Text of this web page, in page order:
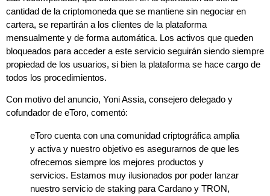
cantidad de la criptomoneda que se mantiene sin negociar en
cartera, se repartirán a los clientes de la plataforma
mensualmente y de forma automática. Los activos que queden
bloqueados para acceder a este servicio seguirán siendo siempre
propiedad de los usuarios, si bien la plataforma se hace cargo de
todos los procedimientos.
Con motivo del anuncio, Yoni Assia, consejero delegado y
cofundador de eToro, comentó:
eToro cuenta con una comunidad criptográfica amplia
y activa y nuestro objetivo es asegurarnos de que les
ofrecemos siempre los mejores productos y
servicios. Estamos muy ilusionados por poder lanzar
nuestro servicio de staking para Cardano y TRON,